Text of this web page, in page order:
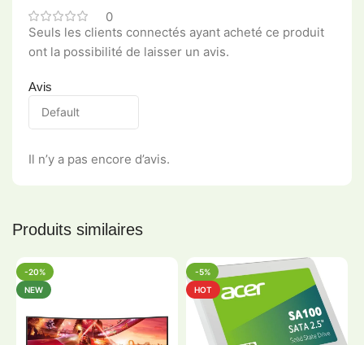
0
Avis
Il n’y a pas encore d’avis.
Seuls les clients connectés ayant acheté ce produit
ont la possibilité de laisser un avis.
Produits similaires
-20%
NEW
-5%
HOT